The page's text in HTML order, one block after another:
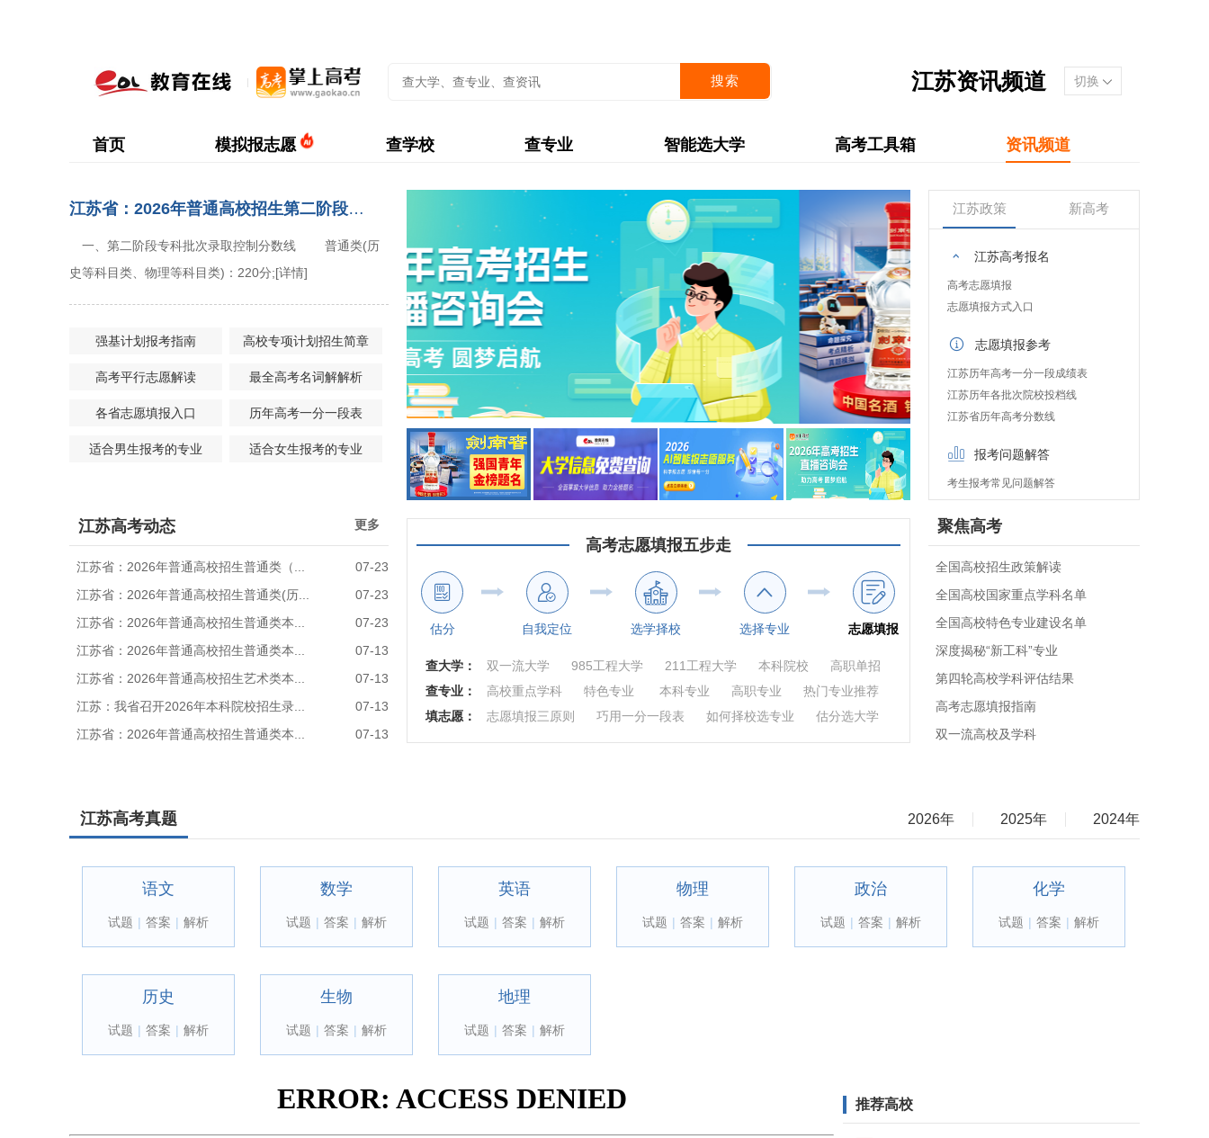
搜索 切换
江苏资讯频道
首页 模拟报志愿 查学校 查专业 智能选大学 高考工具箱 资讯频道
江苏省：2026年普通高校招生第二阶段志愿填报的通告
一、第二阶段专科批次录取控制分数线 普通类(历
史等科目类、物理等科目类)：220分;[详情]
强基计划报考指南 高校专项计划招生简章
高考平行志愿解读 最全高考名词解解析
各省志愿填报入口 历年高考一分一段表
适合男生报考的专业 适合女生报考的专业
江苏政策 新高考
江苏高考报名
高考志愿填报
志愿填报方式入口
志愿填报参考
江苏历年高考一分一段成绩表
江苏历年各批次院校投档线
江苏省历年高考分数线
报考问题解答
考生报考常见问题解答
江苏高考动态 更多
江苏省：2026年普通高校招生普通类（...
07-23
江苏省：2026年普通高校招生普通类(历...
07-23
江苏省：2026年普通高校招生普通类本...
07-23
江苏省：2026年普通高校招生普通类本...
07-13
江苏省：2026年普通高校招生艺术类本...
07-13
江苏：我省召开2026年本科院校招生录...
07-13
江苏省：2026年普通高校招生普通类本...
07-13
高考志愿填报五步走
估分 自我定位 选学择校 选择专业 志愿填报
查大学： 双一流大学 985工程大学 211工程大学 本科院校
高职单招
查专业：
高校重点学科 特色专业 本科专业 高职专业
热门专业推荐
填志愿：
志愿填报三原则 巧用一分一段表 如何择校选专业 估分选大学
聚焦高考
全国高校招生政策解读
全国高校国家重点学科名单
全国高校特色专业建设名单
深度揭秘“新工科”专业
第四轮高校学科评估结果
高考志愿填报指南
双一流高校及学科
江苏高考真题 2026年 2025年 2024年
语文
试题 | 答案 | 解析
数学
试题 | 答案 | 解析
英语
试题 | 答案 | 解析
物理
试题 | 答案 | 解析
政治
试题 | 答案 | 解析
化学
试题 | 答案 | 解析
历史
试题 | 答案 | 解析
生物
试题 | 答案 | 解析
地理
试题 | 答案 | 解析
推荐高校